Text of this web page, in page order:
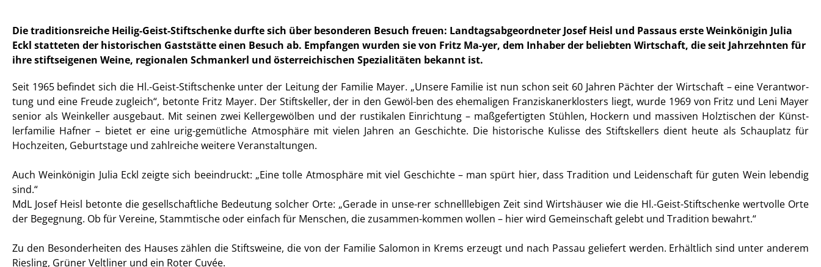
Die traditionsreiche Heilig-Geist-Stiftschenke durfte sich über besonderen Besuch freuen: Landtagsabgeordneter Josef Heisl und Passaus erste Weinkönigin Julia
Eckl statteten der historischen Gaststätte einen Besuch ab. Empfangen wurden sie von Fritz Ma-yer, dem Inhaber der beliebten Wirtschaft, die seit Jahrzehnten für
ihre stiftseigenen Weine, regionalen Schmankerl und österreichischen Spezialitäten bekannt ist.
Seit 1965 befindet sich die Hl.-Geist-Stiftschenke unter der Leitung der Familie Mayer. „Unsere Familie ist nun schon seit 60 Jahren Pächter der Wirtschaft – eine Verantwor-
tung und eine Freude zugleich“, betonte Fritz Mayer. Der Stiftskeller, der in den Gewöl-ben des ehemaligen Franziskanerklosters liegt, wurde 1969 von Fritz und Leni Mayer
senior als Weinkeller ausgebaut. Mit seinen zwei Kellergewölben und der rustikalen Einrichtung – maßgefertigten Stühlen, Hockern und massiven Holztischen der Künst-
lerfamilie Hafner – bietet er eine urig-gemütliche Atmosphäre mit vielen Jahren an Geschichte. Die historische Kulisse des Stiftskellers dient heute als Schauplatz für
Hochzeiten, Geburtstage und zahlreiche weitere Veranstaltungen.
Auch Weinkönigin Julia Eckl zeigte sich beeindruckt: „Eine tolle Atmosphäre mit viel Geschichte – man spürt hier, dass Tradition und Leidenschaft für guten Wein lebendig
sind.“
MdL Josef Heisl betonte die gesellschaftliche Bedeutung solcher Orte: „Gerade in unse-rer schnelllebigen Zeit sind Wirtshäuser wie die Hl.-Geist-Stiftschenke wertvolle Orte
der Begegnung. Ob für Vereine, Stammtische oder einfach für Menschen, die zusammen-kommen wollen – hier wird Gemeinschaft gelebt und Tradition bewahrt.“
Zu den Besonderheiten des Hauses zählen die Stiftsweine, die von der Familie Salomon in Krems erzeugt und nach Passau geliefert werden. Erhältlich sind unter anderem
Riesling, Grüner Veltliner und ein Roter Cuvée.